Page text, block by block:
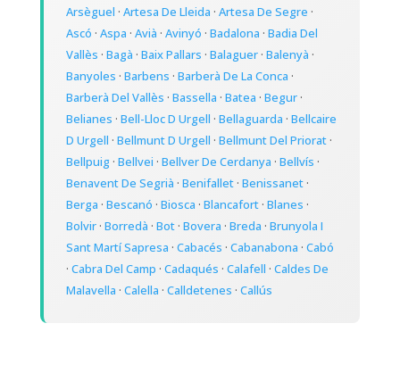
Arsèguel · Artesa De Lleida · Artesa De Segre ·
Ascó · Aspa · Avià · Avinyó · Badalona · Badia Del
Vallès · Bagà · Baix Pallars · Balaguer· Balenyà ·
Banyoles · Barbens · Barberà De La Conca ·
Barberà Del Vallès · Bassella · Batea · Begur·
Belianes · Bell-Lloc D Urgell · Bellaguarda · Bellcaire
D Urgell · Bellmunt D Urgell · Bellmunt Del Priorat·
Bellpuig· Bellvei · Bellver De Cerdanya · Bellvís ·
Benavent De Segrià · Benifallet· Benissanet·
Berga · Bescanó · Biosca · Blancafort· Blanes ·
Bolvir· Borredà · Bot· Bovera · Breda · Brunyola I
Sant Martí Sapresa · Cabacés · Cabanabona · Cabó
· Cabra Del Camp · Cadaqués · Calafell · Caldes De
Malavella · Calella · Calldetenes · Callús